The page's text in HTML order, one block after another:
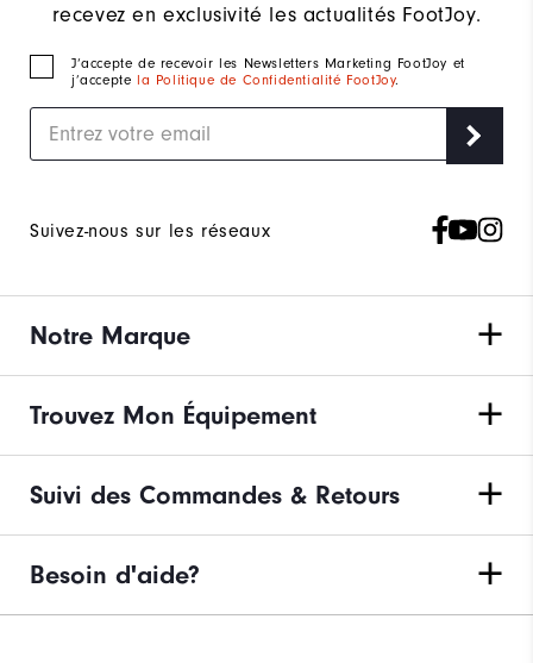
recevez en exclusivité les actualités FootJoy.
J‘accepte de recevoir les Newsletters Marketing FootJoy et
j’accepte la Politique de Confidentialité FootJoy.
Suivez-nous sur les réseaux
Notre Marque
Trouvez Mon Équipement
Suivi des Commandes & Retours
Besoin d'aide?